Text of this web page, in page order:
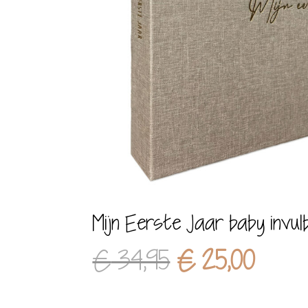
Mijn Eerste Jaar baby
€34,95 Oorspronkelijke
prijs
€25,00Huidige